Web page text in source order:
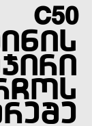
C50